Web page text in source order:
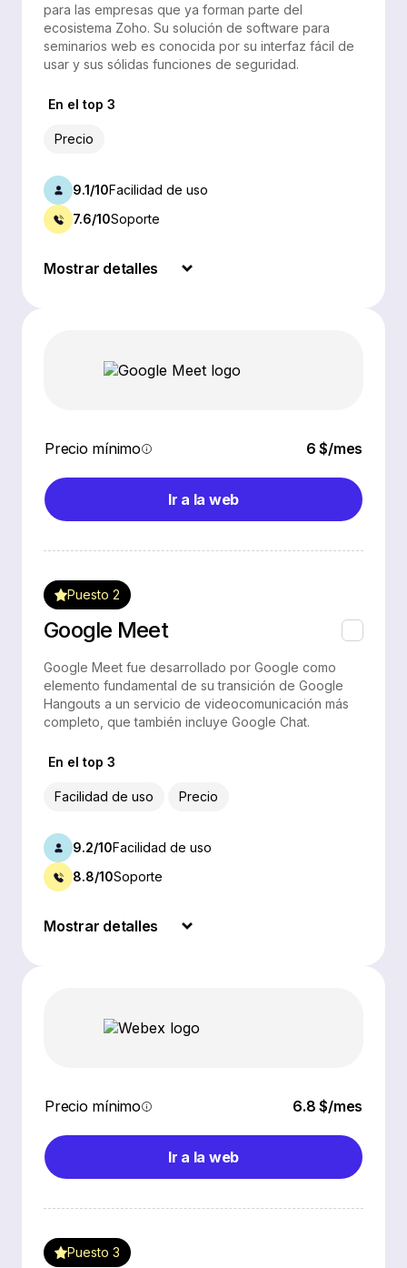
para las empresas que ya forman parte del
ecosistema Zoho. Su solución de software para
seminarios web es conocida por su interfaz fácil de
usar y sus sólidas funciones de seguridad.
En el top 3
Precio
9.1/10Facilidad de uso
7.6/10Soporte
Mostrar detalles
Precio mínimo 6 $/mes
Ir a la web
Google Meet
Puesto 2
Google Meet fue desarrollado por Google como
elemento fundamental de su transición de Google
Hangouts a un servicio de videocomunicación más
completo, que también incluye Google Chat.
En el top 3
Facilidad de uso Precio
9.2/10Facilidad de uso
8.8/10Soporte
Mostrar detalles
Precio mínimo 6.8 $/mes
Ir a la web
Puesto 3